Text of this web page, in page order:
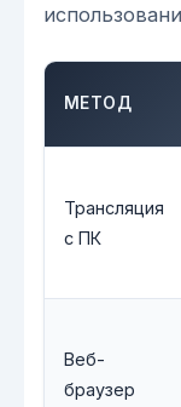
МЕТОД
Трансляция
с ПК
Веб-
браузер